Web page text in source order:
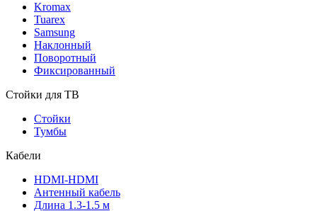
Kromax
Tuarex
Samsung
Наклонный
Поворотный
Фиксированный
Стойки для ТВ
Стойки
Тумбы
Кабели
HDMI-HDMI
Антенный кабель
Длина 1.3-1.5 м